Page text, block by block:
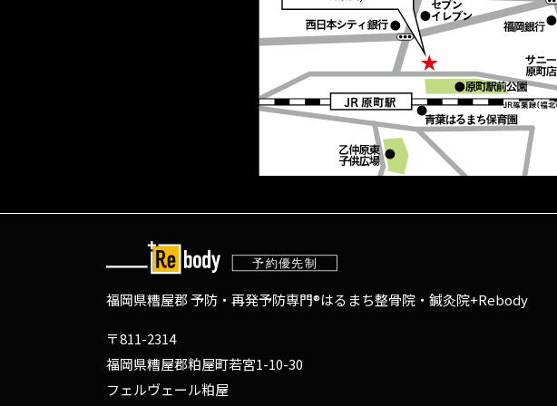
福岡県糟屋郡 予防・再発予防専門®はるまち整骨院・鍼灸院+Rebody
〒811-2314
福岡県糟屋郡粕屋町若宮1-10-30
フェルヴェール粕屋